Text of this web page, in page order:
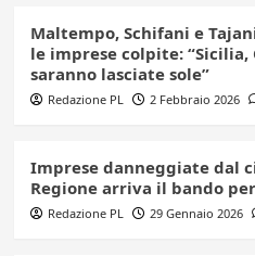
Maltempo, Schifani e
le imprese colpite: “Sicilia,
saranno lasciate sole”
Redazione PL 2 Febbraio 2026
Imprese danneggiate dal
Regione arriva il bando
Redazione PL 29 Gennaio 2026